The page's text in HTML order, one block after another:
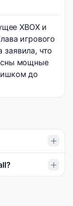
XBOX и
игрового
что
мощные
до